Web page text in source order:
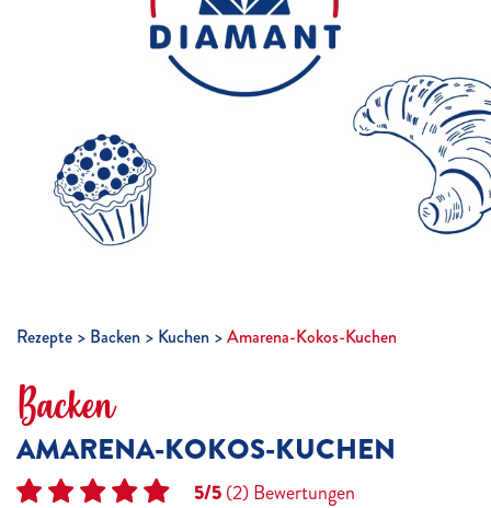
Rezepte Backen Kuchen Amarena-Kokos-Kuchen
Backen
AMARENA-KOKOS-KUCHEN
5/5(2)Bewertungen